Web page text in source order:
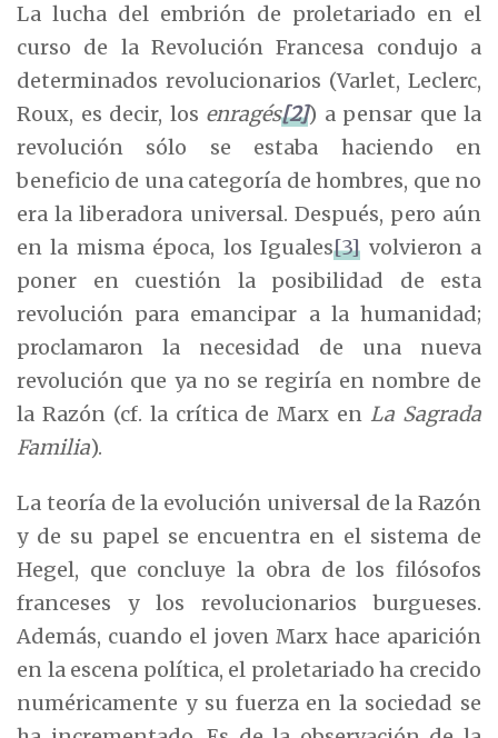
La lucha del embrión de proletariado en el
curso de la Revolución Francesa condujo a
determinados revolucionarios (Varlet, Leclerc,
Roux, es decir, los enragés[2]) a pensar que la
revolución sólo se estaba haciendo en
beneficio de una categoría de hombres, que no
era la liberadora universal. Después, pero aún
en la misma época, los Iguales[3] volvieron a
poner en cuestión la posibilidad de esta
revolución para emancipar a la humanidad;
proclamaron la necesidad de una nueva
revolución que ya no se regiría en nombre de
la Razón (cf. la crítica de Marx enLa Sagrada
Familia).
La teoría de la evolución universal de la Razón
y de su papel se encuentra en el sistema de
Hegel, que concluye la obra de los filósofos
franceses y los revolucionarios burgueses.
Además, cuando el joven Marx hace aparición
en la escena política, el proletariado ha crecido
numéricamente y su fuerza en la sociedad se